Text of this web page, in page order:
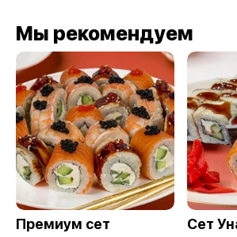
Мы рекомендуем
Премиум сет Сет